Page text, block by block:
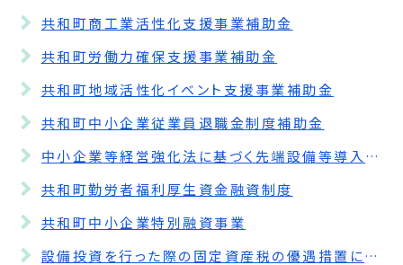
共和町商工業活性化支援事業補助金
共和町労働力確保支援事業補助金
共和町地域活性化イベント支援事業補助金
共和町中小企業従業員退職金制度補助金
中小企業等経営強化法に基づく先端設備等導入計画
共和町勤労者福利厚生資金融資制度
共和町中小企業特別融資事業
設備投資を行った際の固定資産税の優遇措置について